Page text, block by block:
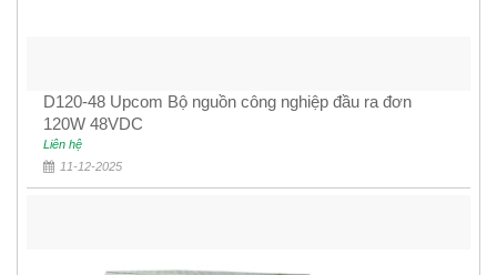
D120-48 Upcom Bộ nguồn công nghiệp đầu ra đơn
120W 48VDC
Liên hệ
11-12-2025